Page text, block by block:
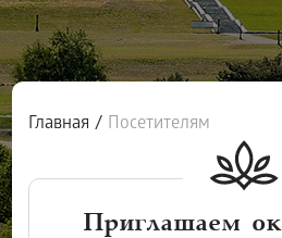
Главная / Посетителям
Приглашаем